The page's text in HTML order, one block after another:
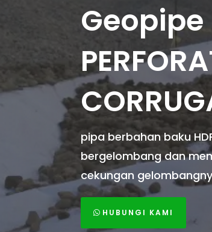
Geopipe
pipa berbahan baku
bergelombang dan
cekungan
HUBUNGI KAMI